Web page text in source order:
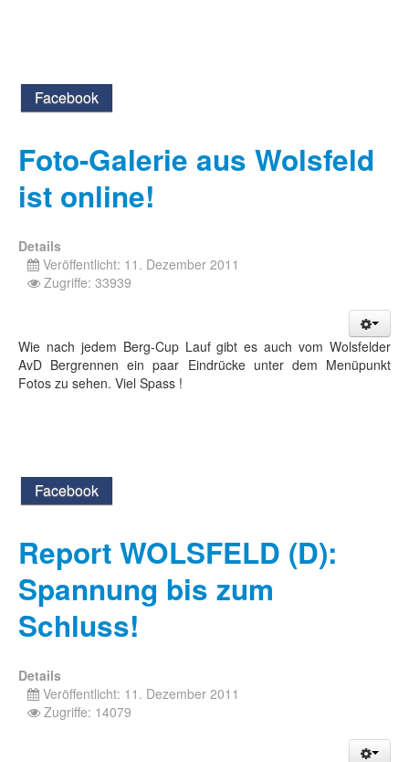
Facebook
Foto-Galerie aus Wolsfeld
ist online!
Details
Veröffentlicht: 11. Dezember 2011
Zugriffe: 33939
Wie nach jedem Berg-Cup Lauf gibt es auch vom Wolsfelder
AvD Bergrennen ein paar Eindrücke unter dem Menüpunkt
Fotos zu sehen. Viel Spass !
Facebook
Report WOLSFELD (D):
Spannung bis zum
Schluss!
Details
Veröffentlicht: 11. Dezember 2011
Zugriffe: 14079